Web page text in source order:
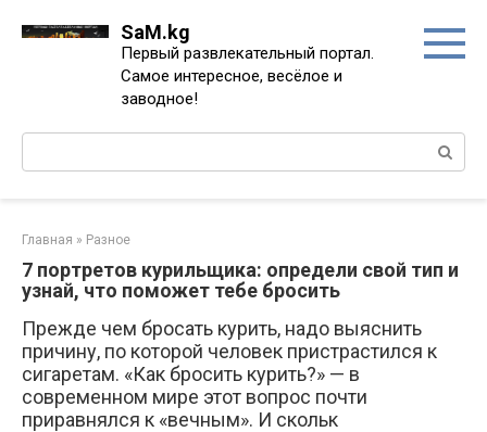
SaM.kg
Первый развлекательный портал.
Самое интересное, весёлое и
заводное!
Поиск:
Главная » Разное
7 портретов курильщика: определи свой тип и
узнай, что поможет тебе бросить
Прежде чем бросать курить, надо выяснить
причину, по которой человек пристрастился к
сигаретам. «Как бросить курить?» — в
современном мире этот вопрос почти
приравнялся к «вечным». И скольк